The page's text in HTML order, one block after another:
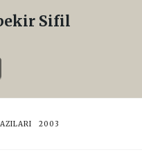
Sifil
2003